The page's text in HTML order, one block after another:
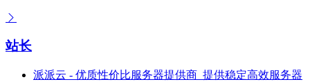
站长
派派云 - 优质性价比服务器提供商_提供稳定高效服务器